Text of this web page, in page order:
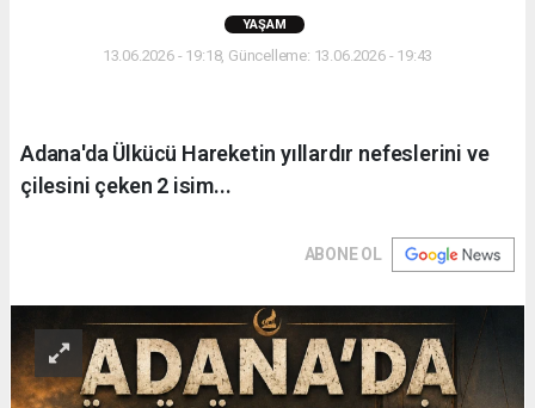
YAŞAM
13.06.2026 - 19:18, Güncelleme: 13.06.2026 - 19:43
Adana'da Ülkücü Hareketin yıllardır nefeslerini ve
çilesini çeken 2 isim...
ABONE OL